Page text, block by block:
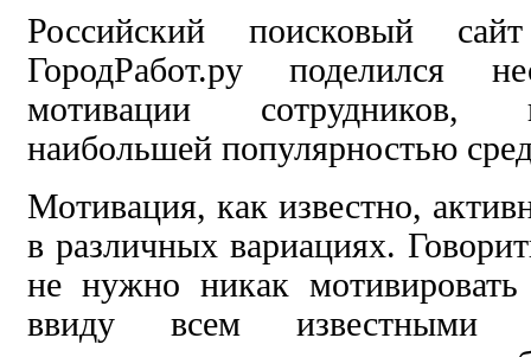
Российский поисковый
ГородРабот.ру поделился
мотивации сотрудников,
наибольшей популярностью
Мотивация, как известно,
в различных вариациях.
не нужно никак
ввиду всем известными